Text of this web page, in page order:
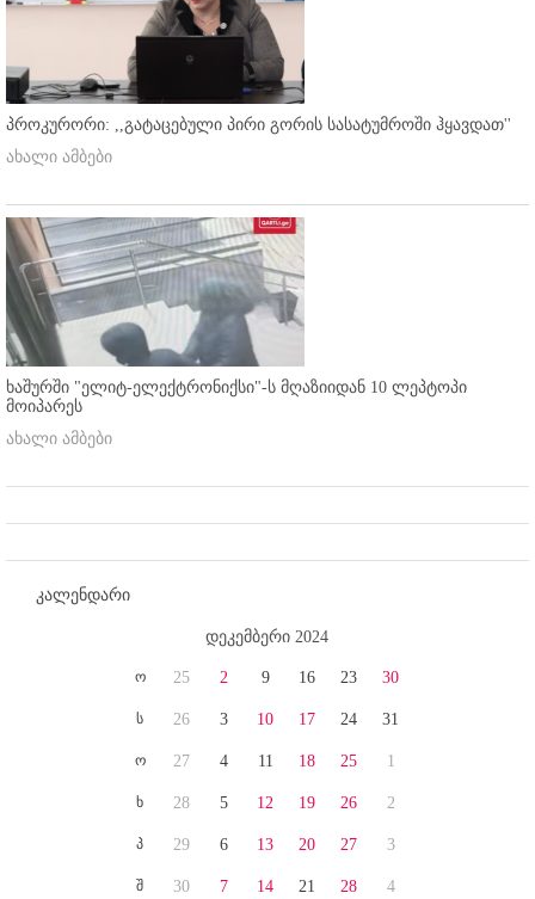
პროკურორი: ,,გატაცებული პირი გორის სასატუმროში ჰყავდათ''
ახალი ამბები
ხაშურში "ელიტ-ელექტრონიქსი"-ს მღაზიიდან 10 ლეპტოპი
მოიპარეს
ახალი ამბები
კალენდარი
დეკემბერი 2024
ო
ს
ო
ხ
პ
შ
25
26
27
28
29
30
2
3
4
5
6
7
9
10
11
12
13
14
16
17
18
19
20
21
23
24
25
26
27
28
30
31
1
2
3
4